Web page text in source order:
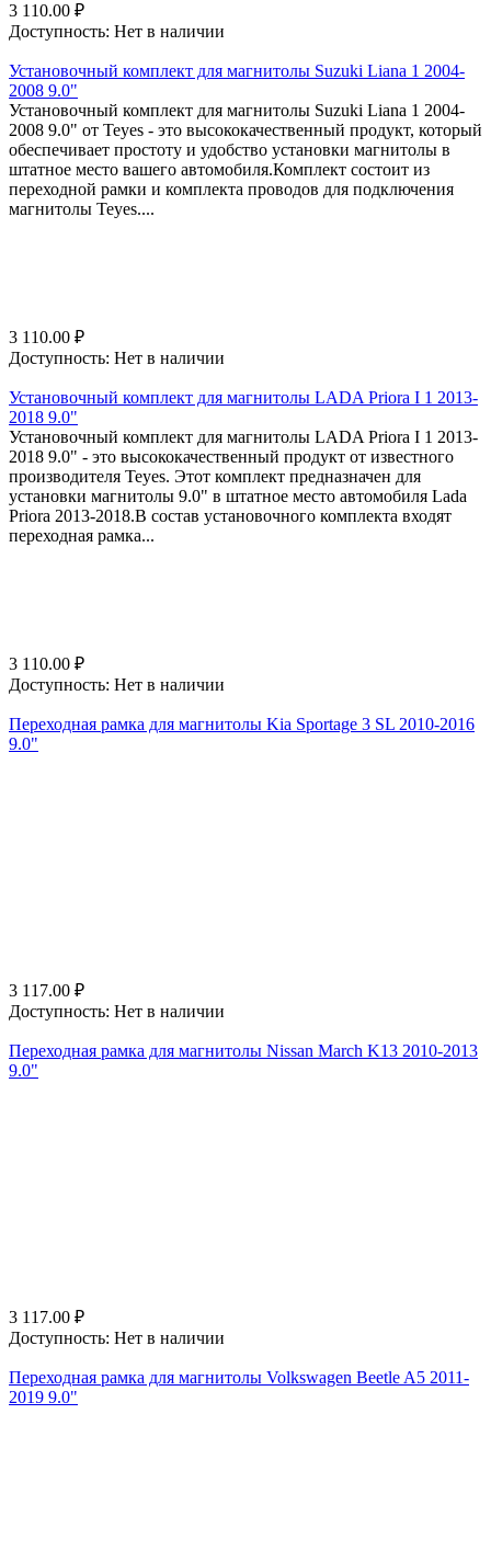
3 110.00 ₽
Доступность: Нет в наличии
Установочный комплект для магнитолы Suzuki Liana 1 2004-
2008 9.0"
Установочный комплект для магнитолы Suzuki Liana 1 2004-
2008 9.0" от Teyes - это высококачественный продукт, который
обеспечивает простоту и удобство установки магнитолы в
штатное место вашего автомобиля.Комплект состоит из
переходной рамки и комплекта проводов для подключения
магнитолы Teyes....
3 110.00 ₽
Доступность: Нет в наличии
Установочный комплект для магнитолы LADA Priora I 1 2013-
2018 9.0"
Установочный комплект для магнитолы LADA Priora I 1 2013-
2018 9.0" - это высококачественный продукт от известного
производителя Teyes. Этот комплект предназначен для
установки магнитолы 9.0" в штатное место автомобиля Lada
Priora 2013-2018.В состав установочного комплекта входят
переходная рамка...
3 110.00 ₽
Доступность: Нет в наличии
Переходная рамка для магнитолы Kia Sportage 3 SL 2010-2016
9.0"
3 117.00 ₽
Доступность: Нет в наличии
Переходная рамка для магнитолы Nissan March K13 2010-2013
9.0"
3 117.00 ₽
Доступность: Нет в наличии
Переходная рамка для магнитолы Volkswagen Beetle A5 2011-
2019 9.0"